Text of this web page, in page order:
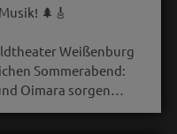
🌲🎸
Weißenburg
Sommerabend:
Oimara sorgen…